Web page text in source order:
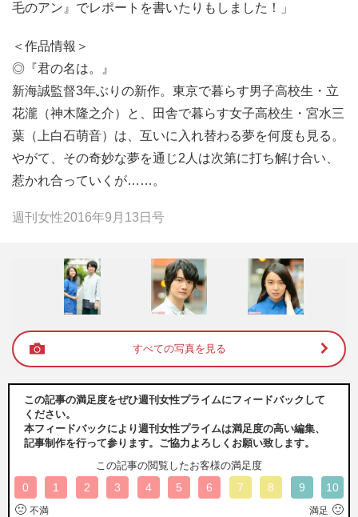
毛のアン』でレポートを書いたりもしました！」
＜作品情報＞
◎『君の名は。』
新海誠監督3年ぶりの新作。東京で暮らす男子高校生・立
花瀧（神木隆之介）と、田舎で暮らす女子高校生・宮水三
葉（上白石萌音）は、互いに入れ替わる夢を何度も見る。
やがて、その奇妙な夢を通じ2人は次第に打ち解け合い、
惹かれ合っていくが……。
週刊女性2016年9月13日号
すべての写真を見る
この記事の満足度をぜひ週刊女性プライムにフィードバックして
ください。
本フィードバックにより週刊女性プライムは満足度の高い編集、
記事制作を行って参ります。ご協力よろしくお願い致します。
この記事の閲覧したお客様の満足度
0 1 2 3 4 5 6 7 8 9 10
🙁 不満 満足 🙂